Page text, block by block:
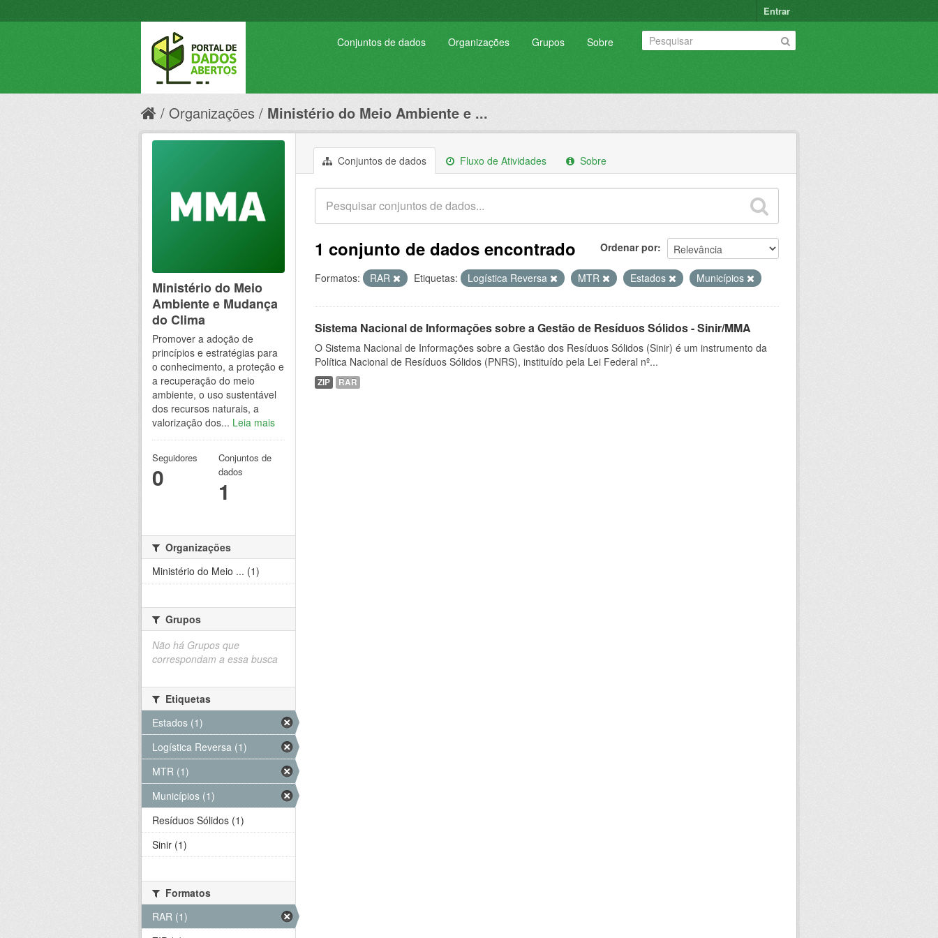
Entrar
Conjuntos de dados Organizações Grupos Sobre
Organizações Ministério do Meio Ambiente e ...
Conjuntos de dados Fluxo de Atividades Sobre
Ordenar por
1 conjunto de dados encontrado
Formatos: RAR Etiquetas: Logística Reversa MTR Estados Municípios
Sistema Nacional de Informações sobre a Gestão de Resíduos Sólidos - Sinir/MMA
O Sistema Nacional de Informações sobre a Gestão dos Resíduos Sólidos (Sinir) é um instrumento da
Política Nacional de Resíduos Sólidos (PNRS), instituído pela Lei Federal nº...
ZIP RAR
Ministério do Meio
Ambiente e Mudança
do Clima
Promover a adoção de
princípios e estratégias para
o conhecimento, a proteção e
a recuperação do meio
ambiente, o uso sustentável
dos recursos naturais, a
valorização dos... Leia mais
Seguidores
0
Conjuntos de
dados
1
Organizações
Ministério do Meio ... (1)
Grupos
Não há Grupos que
correspondam a essa busca
Etiquetas
Estados (1)
Logística Reversa (1)
MTR (1)
Municípios (1)
Resíduos Sólidos (1)
Sinir (1)
Formatos
RAR (1)